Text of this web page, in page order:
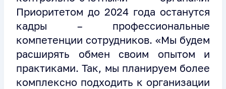
Приоритетом до 2024 года останутся
кадры – профессиональные
компетенции сотрудников. «Мы будем
расширять обмен своим опытом и
практиками. Так, мы планируем более
комплексно подходить к организации